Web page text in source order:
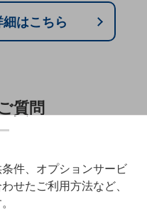
はこちら
質問
件、オプションサービ
せたご利用方法など、